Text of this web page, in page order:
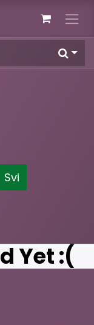
Svi
Yet :(